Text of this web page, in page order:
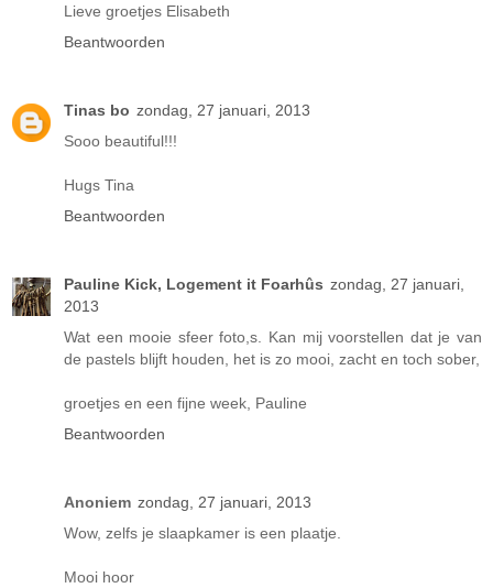
Lieve groetjes Elisabeth
Beantwoorden
Tinas bo zondag, 27 januari, 2013
Sooo beautiful!!!
Hugs Tina
Beantwoorden
Pauline Kick, Logement it Foarhûs zondag, 27 januari,
2013
Wat een mooie sfeer foto,s. Kan mij voorstellen dat je van
de pastels blijft houden, het is zo mooi, zacht en toch sober,
groetjes en een fijne week, Pauline
Beantwoorden
Anoniem zondag, 27 januari, 2013
Wow, zelfs je slaapkamer is een plaatje.
Mooi hoor